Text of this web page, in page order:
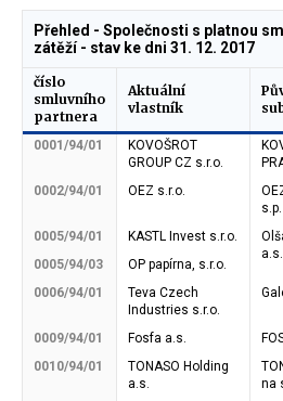
Přehled - Společnosti s platnou
zátěží - stav ke dni 31. 12. 2017
číslo
smluvního
partnera
Aktuální
vlastník
0001/94/01
KOVOŠROT
GROUP CZ s.r.o.
0002/94/01 OEZ s.r.o.
s.p.
0005/94/01 KASTL Invest s.r.o.
a.s.
0005/94/03
OP papírna, s.r.o.
0006/94/01
Teva Czech
Industries s.r.o.
0009/94/01 Fosfa a.s.
0010/94/01
TONASO Holding
a.s.
na